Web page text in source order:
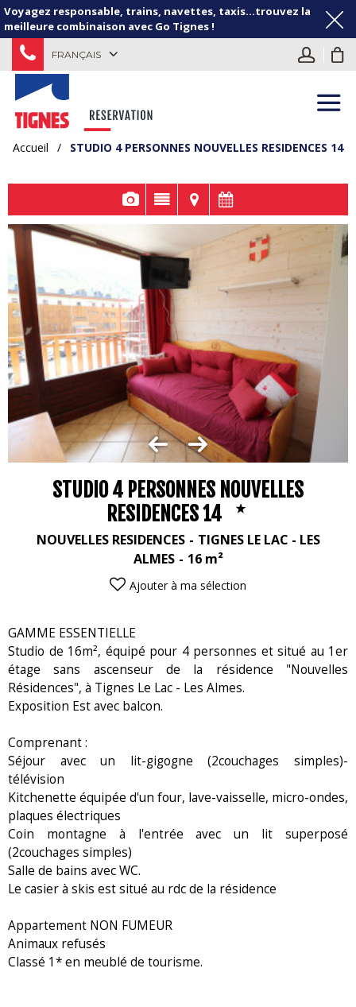
Voyagez responsable, trains, navettes, taxis...trouvez la
meilleure combinaison avec Go Tignes !
FRANÇAIS
Accueil / STUDIO 4 PERSONNES NOUVELLES RESIDENCES 14
STUDIO 4 PERSONNES NOUVELLES
RESIDENCES 14
NOUVELLES RESIDENCES
TIGNES LE LAC - LES
ALMES
16 m²
Ajouter à ma sélection
GAMME ESSENTIELLE
Studio de 16m², équipé pour 4 personnes et situé au 1er
étage sans ascenseur de la résidence "Nouvelles
Résidences", à Tignes Le Lac - Les Almes.
Exposition Est avec balcon.
Comprenant :
Séjour avec un lit-gigogne (2couchages simples)-
télévision
Kitchenette équipée d'un four, lave-vaisselle, micro-ondes,
plaques électriques
Coin montagne à l'entrée avec un lit superposé
(2couchages simples)
Salle de bains avec WC.
Le casier à skis est situé au rdc de la résidence
Appartement NON FUMEUR
Animaux refusés
Classé 1* en meublé de tourisme.